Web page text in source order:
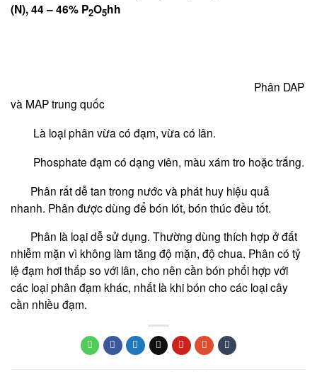
(N), 44 – 46% P2O5hh
Phân DAP
và MAP trung quốc
Là loại phân vừa có đạm, vừa có lân.
Phosphate đạm có dạng viên, màu xám tro hoặc trắng.
Phân rất dễ tan trong nước và phát huy hiệu quả
nhanh. Phân được dùng để bón lót, bón thúc đều tốt.
Phân là loại dễ sử dụng. Thường dùng thích hợp ở đất
nhiễm mặn vì không làm tăng độ mặn, độ chua. Phân có tỷ
lệ đạm hơi thấp so với lân, cho nên cần bón phối hợp với
các loại phân đạm khác, nhất là khi bón cho các loại cây
cần nhiều đạm.